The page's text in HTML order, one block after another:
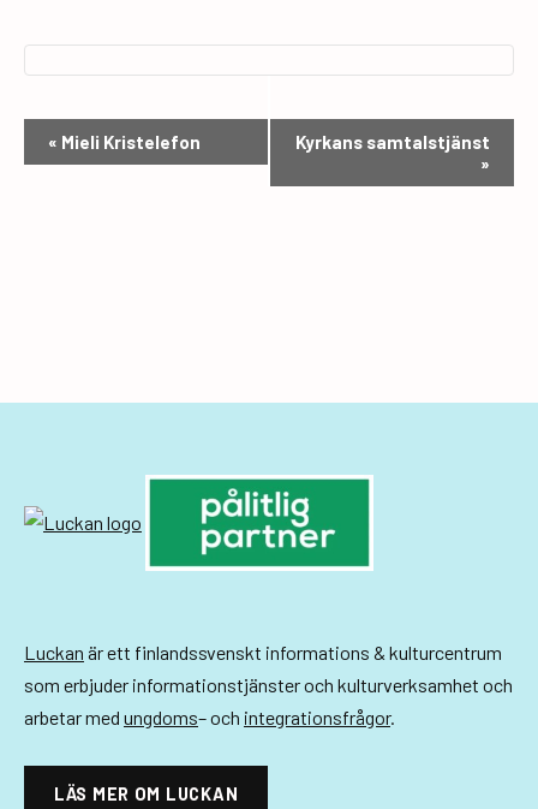
a
-
v
i
« Mieli Kristelefon
Kyrkans samtalstjänst
»
Luckan är ett finlandssvenskt informations & kulturcentrum
som erbjuder informationstjänster och kulturverksamhet och
arbetar med ungdoms– och integrationsfrågor.
LÄS MER OM LUCKAN